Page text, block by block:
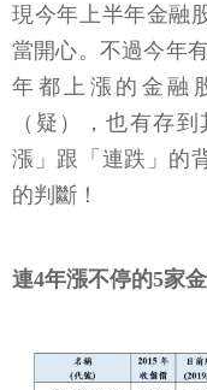
現今年上半年金融
當開心。不過今年
年都上漲的金融
（疑），也有存
漲」跟「連跌」的
的判斷！
連4年漲不停的5家